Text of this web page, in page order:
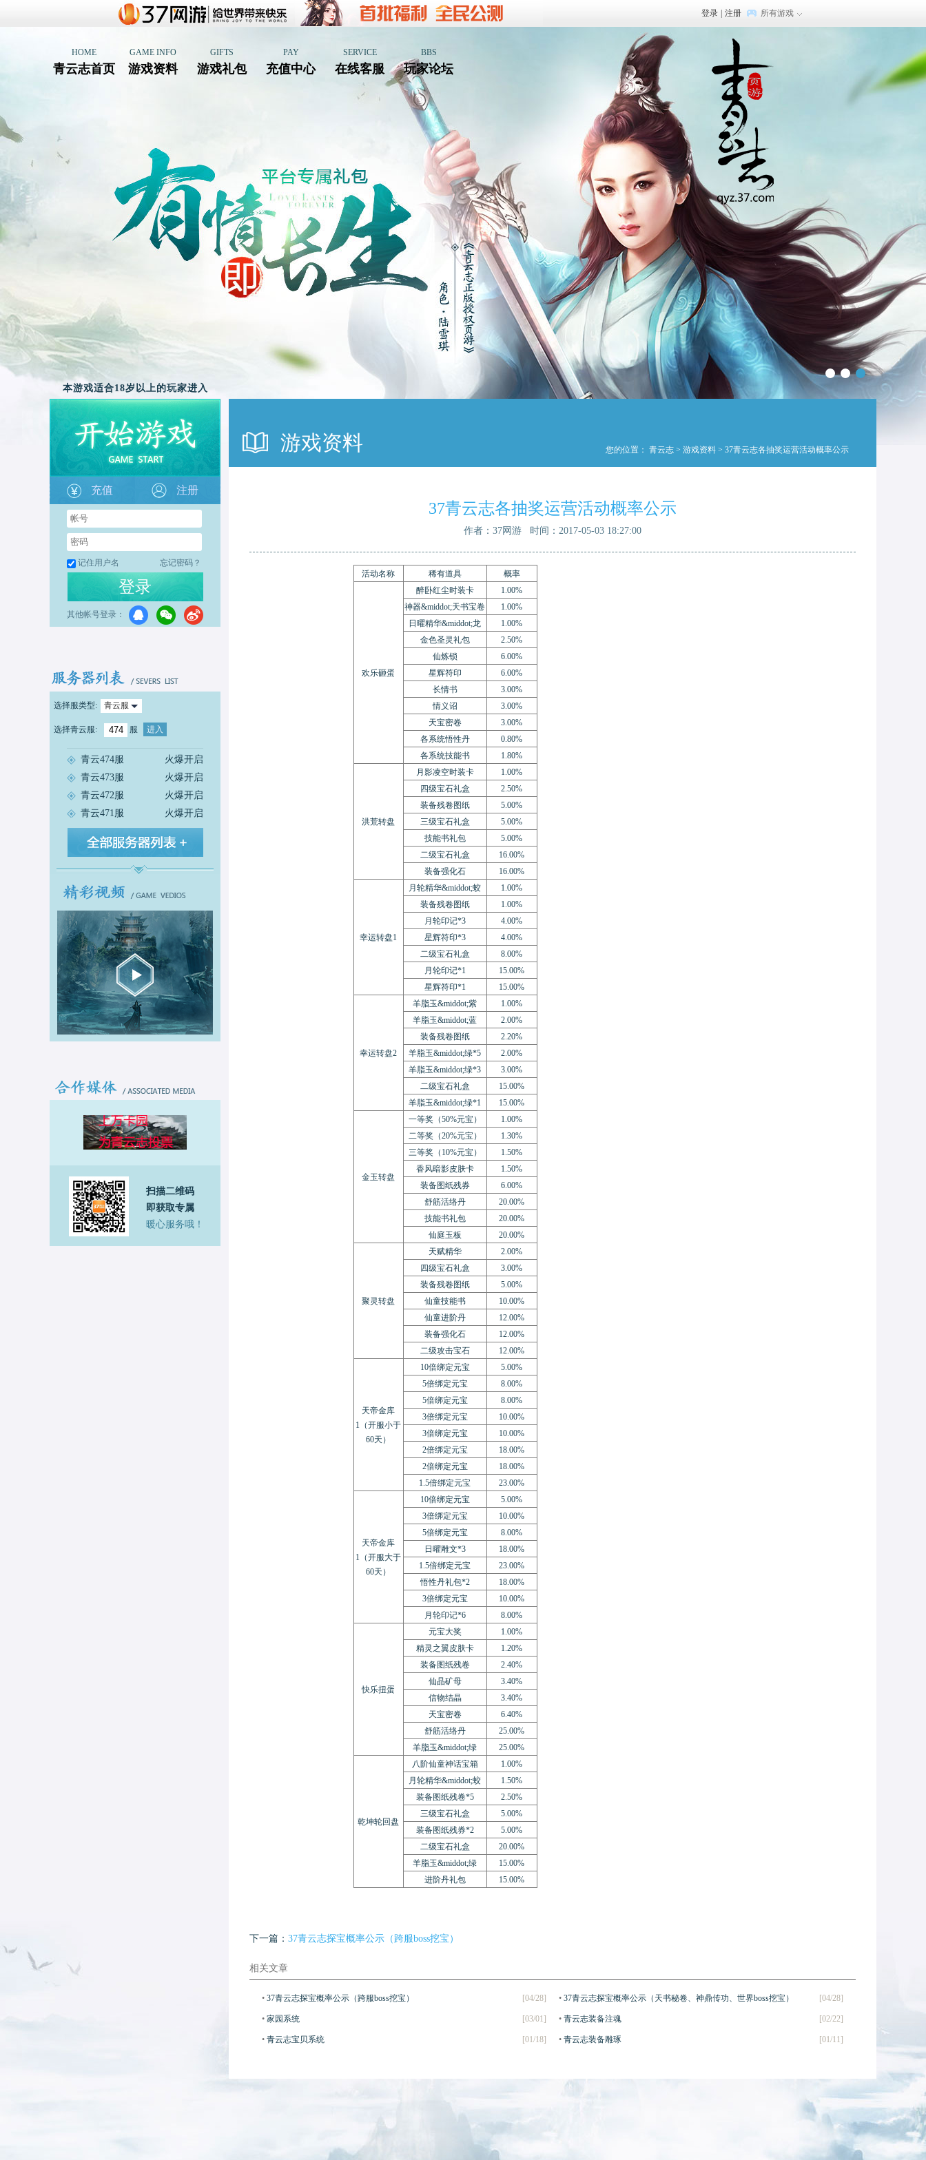
登录 注册 所有游戏
HOME
青云志首页
GAME INFO
游戏资料
GIFTS
游戏礼包
PAY
充值中心
SERVICE
在线客服
BBS
玩家论坛
本游戏适合18岁以上的玩家进入
充值 注册
记住用户名 忘记密码？
登录
其他帐号登录：
选择服类型: 青云服
选择青云服: 服 进入
火爆开启
青云474服
火爆开启
青云473服
火爆开启
青云472服
火爆开启
青云471服
扫描二维码
即获取专属
暖心服务哦！
游戏资料 您的位置： 青云志 > 游戏资料 > 37青云志各抽奖运营活动概率公示
37青云志各抽奖运营活动概率公示
作者：37网游 时间：2017-05-03 18:27:00
活动名称 稀有道具 概率
欢乐砸蛋
醉卧红尘时装卡
1.00%
神器&middot;天书宝卷
1.00%
日曜精华&middot;龙
1.00%
金色圣灵礼包
2.50%
仙炼锁
6.00%
星辉符印
6.00%
长情书
3.00%
情义诏
3.00%
天宝密卷
3.00%
各系统悟性丹
0.80%
各系统技能书
1.80%
洪荒转盘
月影凌空时装卡
1.00%
四级宝石礼盒
2.50%
装备残卷图纸
5.00%
三级宝石礼盒
5.00%
技能书礼包
5.00%
二级宝石礼盒
16.00%
装备强化石
16.00%
幸运转盘1
月轮精华&middot;蛟
1.00%
装备残卷图纸
1.00%
月轮印记*3
4.00%
星辉符印*3
4.00%
二级宝石礼盒
8.00%
月轮印记*1
15.00%
星辉符印*1
15.00%
幸运转盘2
羊脂玉&middot;紫
1.00%
羊脂玉&middot;蓝
2.00%
装备残卷图纸
2.20%
羊脂玉&middot;绿*5
2.00%
羊脂玉&middot;绿*3
3.00%
二级宝石礼盒
15.00%
羊脂玉&middot;绿*1
15.00%
金玉转盘
一等奖（50%元宝）
1.00%
二等奖（20%元宝）
1.30%
三等奖（10%元宝）
1.50%
香风暗影皮肤卡
1.50%
装备图纸残券
6.00%
舒筋活络丹
20.00%
技能书礼包
20.00%
仙庭玉板
20.00%
聚灵转盘
天赋精华
2.00%
四级宝石礼盒
3.00%
装备残卷图纸
5.00%
仙童技能书
10.00%
仙童进阶丹
12.00%
装备强化石
12.00%
二级攻击宝石
12.00%
天帝金库
1（开服小于
60天）
10倍绑定元宝
5.00%
5倍绑定元宝
8.00%
5倍绑定元宝
8.00%
3倍绑定元宝
10.00%
3倍绑定元宝
10.00%
2倍绑定元宝
18.00%
2倍绑定元宝
18.00%
1.5倍绑定元宝
23.00%
天帝金库
1（开服大于
60天）
10倍绑定元宝
5.00%
3倍绑定元宝
10.00%
5倍绑定元宝
8.00%
日曜雕文*3
18.00%
1.5倍绑定元宝
23.00%
悟性丹礼包*2
18.00%
3倍绑定元宝
10.00%
月轮印记*6
8.00%
快乐扭蛋
元宝大奖
1.00%
精灵之翼皮肤卡
1.20%
装备图纸残卷
2.40%
仙晶矿母
3.40%
信物结晶
3.40%
天宝密卷
6.40%
舒筋活络丹
25.00%
羊脂玉&middot;绿
25.00%
乾坤轮回盘
八阶仙童神话宝箱
1.00%
月轮精华&middot;蛟
1.50%
装备图纸残卷*5
2.50%
三级宝石礼盒
5.00%
装备图纸残券*2
5.00%
二级宝石礼盒
20.00%
羊脂玉&middot;绿
15.00%
进阶丹礼包
15.00%
下一篇： 37青云志探宝概率公示（跨服boss挖宝）
相关文章
[04/28]
• 37青云志探宝概率公示（跨服boss挖宝） [04/28]
• 37青云志探宝概率公示（天书秘卷、神鼎传功、世界boss挖宝）
[03/01]
• 家园系统 [02/22]
• 青云志装备注魂
[01/18]
• 青云志宝贝系统 [01/11]
• 青云志装备雕琢